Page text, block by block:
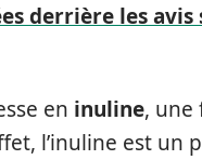
derrière les
en inuline, une
l’inuline est